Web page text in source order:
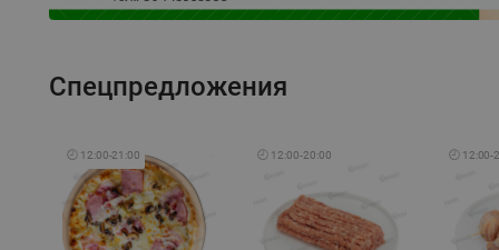
Спецпредложения
🕘 12:00-21:00 🕘 12:00-20:00 🕘 12:00-